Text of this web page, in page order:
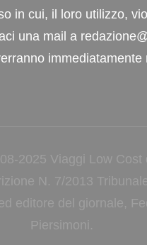
in cui, il loro utilizzo,
una mail a
immediatamente
2025 Viaggi Low Cost
N. 7/2013
editore del giornale,
Piersimoni.